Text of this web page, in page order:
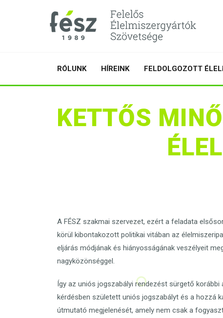
RÓLUNK HÍREINK FELDOLGOZOTT
KETTŐS
A FÉSZ szakmai szervezet, ezért a feladata
körül kibontakozott politikai vitában az
eljárás módjának és hiányosságának veszélyeit
nagyközönséggel.
Így az uniós jogszabályi rendezést sürgető
kérdésben született uniós jogszabályt és a hozzá
útmutató megjelenését, amely nem csak a